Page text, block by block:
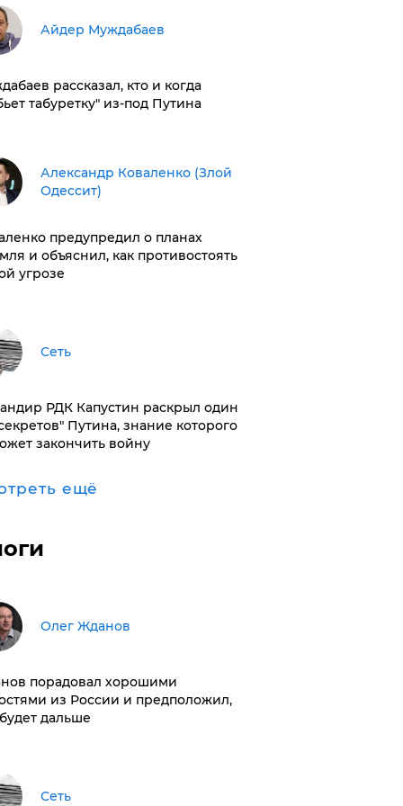
Айдер Муждабаев
рассказал, кто и когда
табуретку" из-под Путина
Александр Коваленко (Злой
Одессит)
предупредил о планах
и объяснил, как противостоять
угрозе
Сеть
РДК Капустин раскрыл один
Путина, знание которого
закончить войну
ещё
Олег Жданов
порадовал хорошими
из России и предположил,
дальше
Сеть